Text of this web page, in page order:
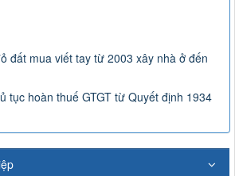
đất mua viết tay từ 2003 xây nhà ở đến
tục hoàn thuế GTGT từ Quyết định 1934